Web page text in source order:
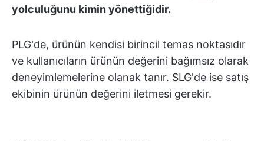
yolculuğunu kimin yönettiğidir.
PLG'de, ürünün kendisi birincil temas noktasıdır
ve kullanıcıların ürünün değerini bağımsız olarak
deneyimlemelerine olanak tanır. SLG'de ise satış
ekibinin ürünün değerini iletmesi gerekir.